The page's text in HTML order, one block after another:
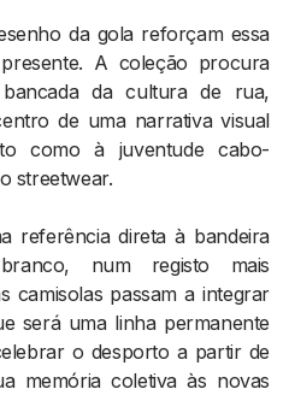
da gola reforçam essa
A coleção procura
da cultura de rua,
de uma narrativa visual
como à juventude cabo-
streetwear.
referência direta à bandeira
num registo mais
camisolas passam a integrar
será uma linha permanente
o desporto a partir de
memória coletiva às novas